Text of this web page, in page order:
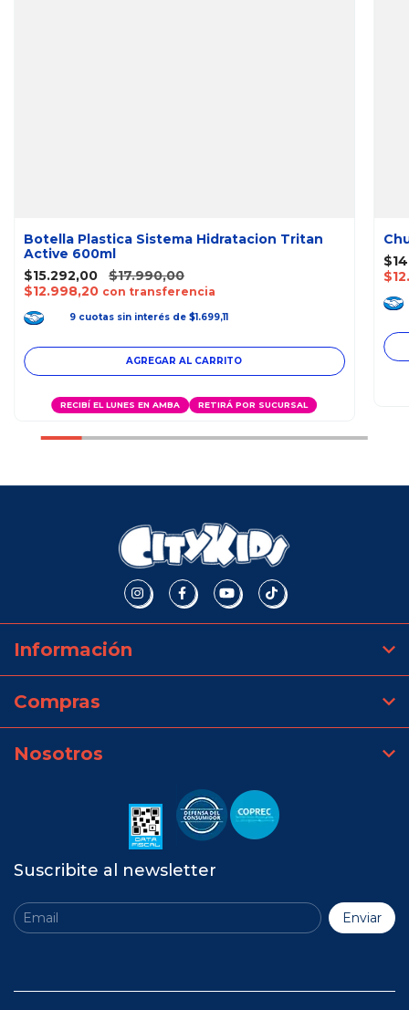
Botella Plastica Sistema Hidratacion Tritan
Active 600ml
$15.292,00
$17.990,00
$12.998,20 con transferencia
9 cuotas sin interés de $1.699,11
RECIBÍ EL LUNES EN AMBA RETIRÁ POR SUCURSAL
Información
Compras
Nosotros
Suscribite al newsletter